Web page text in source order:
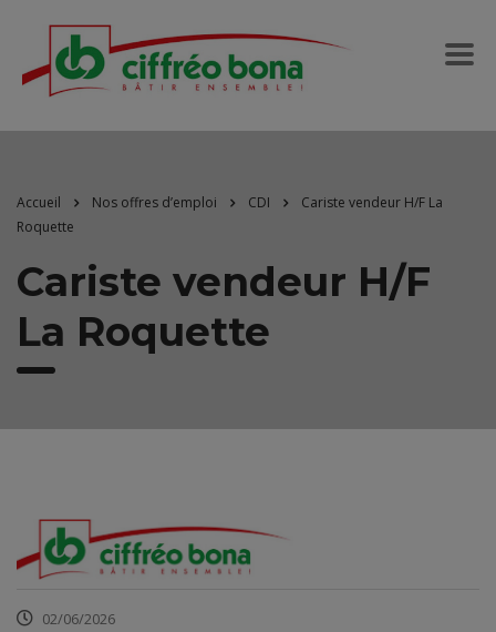
Accueil Nos offres d’emploi CDI
Cariste vendeur H/F La
Roquette
Cariste vendeur H/F
La Roquette
02/06/2026